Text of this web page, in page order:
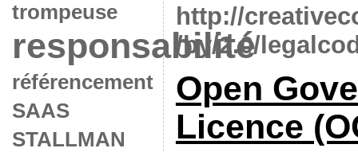
trompeuse
responsabilité
référencement
SAAS
STALLMAN
http://
/by/2.0/
Open
Licence